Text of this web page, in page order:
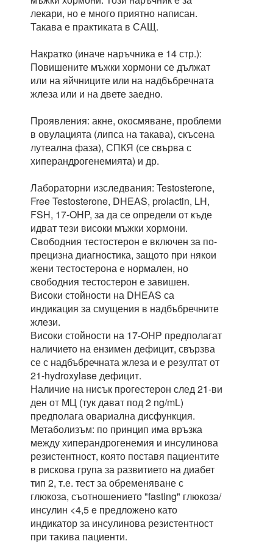
лекари, но е много приятно написан.
Такава е практиката в САЩ.
Накратко (иначе наръчника е 14 стр.):
Повишените мъжки хормони се дължат
или на яйчниците или на надбъбречната
жлеза или и на двете заедно.
Проявления: акне, окосмяване, проблеми
в овулацията (липса на такава), скъсена
лутеална фаза), СПКЯ (се свърва с
хиперандрогенемията) и др.
Лабораторни изследвания: Testosterone,
Free Testosterone, DHEAS, prolactin, LH,
FSH, 17-OHP, за да се определи от къде
идват тези високи мъжки хормони.
Свободния тестостерон е включен за по-
прецизна диагностика, защото при някои
жени тестостерона е нормален, но
свободния тестостерон е завишен.
Високи стойности на DHEAS са
индикация за смущения в надбъбречните
жлези.
Високи стойности на 17-OHP предполагат
наличието на ензимен дефицит, свързва
се с надбъбречната жлеза и е резултат от
21-hydroxylase дефицит.
Наличие на нисък прогестерон след 21-ви
ден от МЦ (тук дават под 2 ng/mL)
предполага овариална дисфункция.
Метаболизъм: по принцип има връзка
между хиперандрогенемия и инсулинова
резистентност, която поставя пациентите
в рискова група за развитието на диабет
тип 2, т.е. тест за обременяване с
глюкоза, съотношението "fasting" глюкоза/
инсулин <4,5 e предложено като
индикатор за инсулинова резистентност
при такива пациенти.